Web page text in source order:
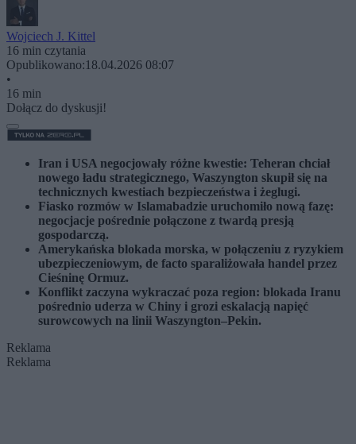
Wojciech J. Kittel
16 min czytania
Opublikowano:18.04.2026 08:07
•
16 min
Dołącz do dyskusji!
Iran i USA negocjowały różne kwestie: Teheran chciał
nowego ładu strategicznego, Waszyngton skupił się na
technicznych kwestiach bezpieczeństwa i żeglugi.
Fiasko rozmów w Islamabadzie uruchomiło nową fazę:
negocjacje pośrednie połączone z twardą presją
gospodarczą.
Amerykańska blokada morska, w połączeniu z ryzykiem
ubezpieczeniowym, de facto sparaliżowała handel przez
Cieśninę Ormuz.
Konflikt zaczyna wykraczać poza region: blokada Iranu
pośrednio uderza w Chiny i grozi eskalacją napięć
surowcowych na linii Waszyngton–Pekin.
Reklama
Reklama